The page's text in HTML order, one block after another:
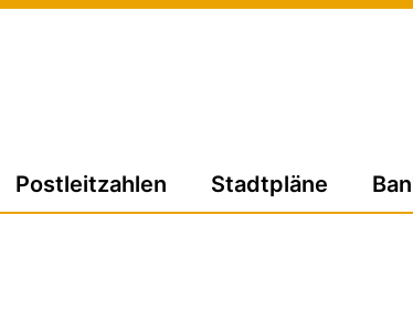
Postleitzahlen Stadtpläne